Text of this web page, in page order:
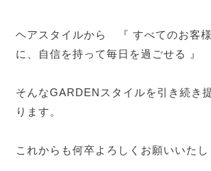
ヘアスタイルから 『 すべてのお客
に、自信を持って毎日を過ごせる 』
そんなGARDENスタイルを引き続き
ります。
これからも何卒よろしくお願いいたし